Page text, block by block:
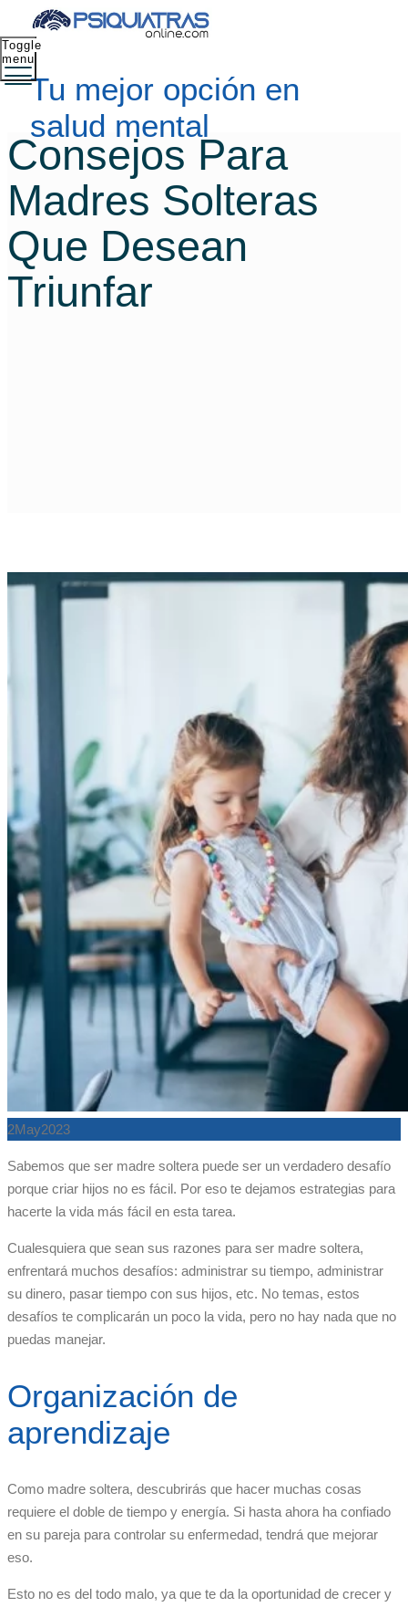
Tu mejor opción en
salud mental
Toggle
menu
Consejos Para
Madres Solteras
Que Desean
Triunfar
2May2023
Sabemos que ser madre soltera puede ser un verdadero desafío
porque criar hijos no es fácil. Por eso te dejamos estrategias para
hacerte la vida más fácil en esta tarea.
Cualesquiera que sean sus razones para ser madre soltera,
enfrentará muchos desafíos: administrar su tiempo, administrar
su dinero, pasar tiempo con sus hijos, etc. No temas, estos
desafíos te complicarán un poco la vida, pero no hay nada que no
puedas manejar.
Organización de
aprendizaje
Como madre soltera, descubrirás que hacer muchas cosas
requiere el doble de tiempo y energía. Si hasta ahora ha confiado
en su pareja para controlar su enfermedad, tendrá que mejorar
eso.
Esto no es del todo malo, ya que te da la oportunidad de crecer y